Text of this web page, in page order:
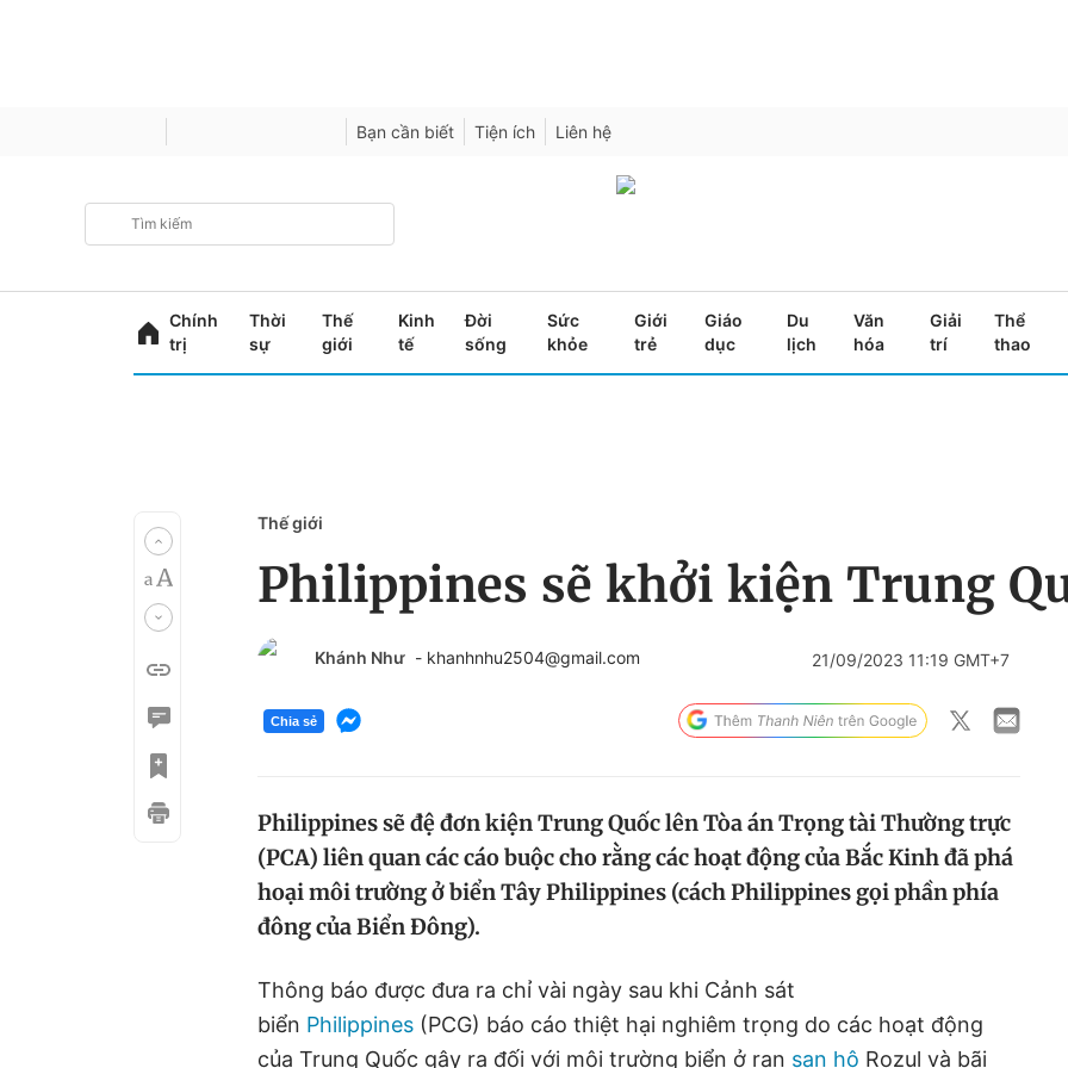
Bạn cần biết Tiện ích Liên hệ
Chính
trị
Thời
sự
Thế
giới
Kinh
tế
Đời
sống
Sức
khỏe
Giới
trẻ
Giáo
dục
Du
lịch
Văn
hóa
Giải
trí
Thể
thao
Thế giới
Philippines sẽ khởi kiện Trung
Khánh Như - khanhnhu2504@gmail.com 21/09/2023 11:19 GMT+7
Chia sẻ
Philippines sẽ đệ đơn kiện Trung Quốc lên Tòa án Trọng tài Thường trực
(PCA) liên quan các cáo buộc cho rằng các hoạt động của Bắc Kinh đã phá
hoại môi trường ở biển Tây Philippines (cách Philippines gọi phần phía
đông của Biển Đông).
Thông báo được đưa ra chỉ vài ngày sau khi Cảnh sát
biển Philippines (PCG) báo cáo thiệt hại nghiêm trọng do các hoạt động
của Trung Quốc gây ra đối với môi trường biển ở rạn san hô Rozul và bãi